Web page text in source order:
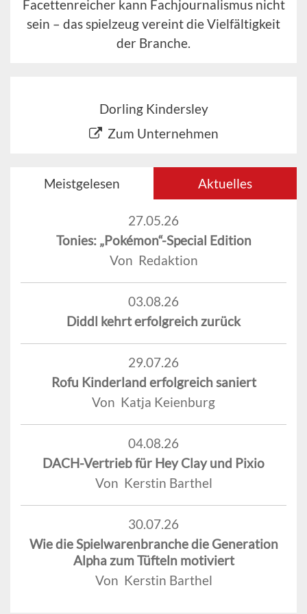
Facettenreicher kann Fachjournalismus nicht
sein – das spielzeug vereint die Vielfältigkeit
der Branche.
Dorling Kindersley
Zum Unternehmen
Meistgelesen Aktuelles
27.05.26
Tonies: „Pokémon“-Special Edition
Von Redaktion
03.08.26
Diddl kehrt erfolgreich zurück
29.07.26
Rofu Kinderland erfolgreich saniert
Von Katja Keienburg
04.08.26
DACH-Vertrieb für Hey Clay und Pixio
Von Kerstin Barthel
30.07.26
Wie die Spielwarenbranche die Generation
Alpha zum Tüfteln motiviert
Von Kerstin Barthel